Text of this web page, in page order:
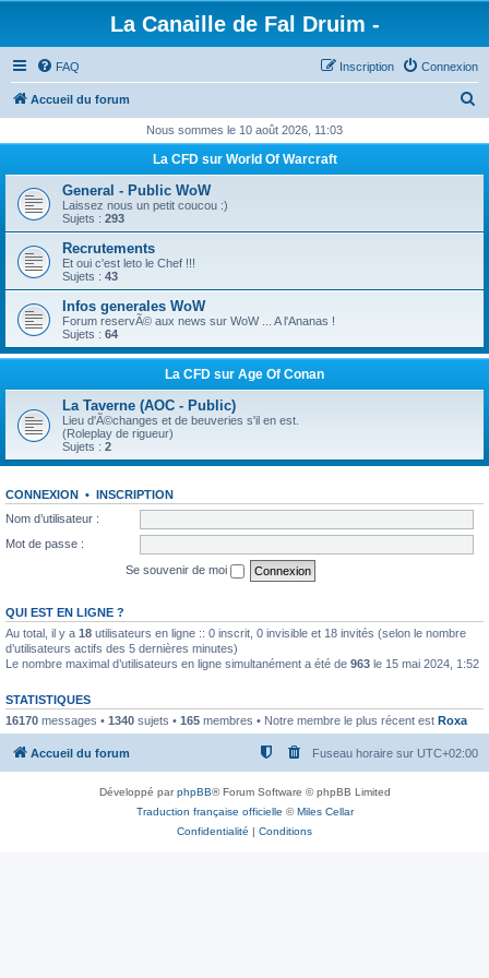
La Canaille de Fal Druim -
FAQ Connexion
Inscription
Accueil du forum
h
r
Nous sommes le 10 août 2026, 11:03
La CFD sur World Of Warcraft
General - Public WoW
Laissez nous un petit coucou :)
Sujets : 293
Recrutements
Et oui c'est leto le Chef !!!
Sujets : 43
Infos generales WoW
Forum reservÃ© aux news sur WoW ... A l'Ananas !
Sujets : 64
La CFD sur Age Of Conan
La Taverne (AOC - Public)
Lieu d'Ã©changes et de beuveries s'il en est.
(Roleplay de rigueur)
Sujets : 2
CONNEXION • INSCRIPTION
Nom d’utilisateur :
Mot de passe :
Se souvenir de moi
QUI EST EN LIGNE ?
Au total, il y a 18 utilisateurs en ligne :: 0 inscrit, 0 invisible et 18 invités (selon le nombre
d’utilisateurs actifs des 5 dernières minutes)
Le nombre maximal d’utilisateurs en ligne simultanément a été de 963 le 15 mai 2024, 1:52
STATISTIQUES
16170 messages • 1340 sujets • 165 membres • Notre membre le plus récent est Roxa
Accueil du forum Fuseau horaire sur UTC+02:00
Développé parphpBB® Forum Software © phpBB Limited
Traduction française officielle ©Miles Cellar
Confidentialité | Conditions